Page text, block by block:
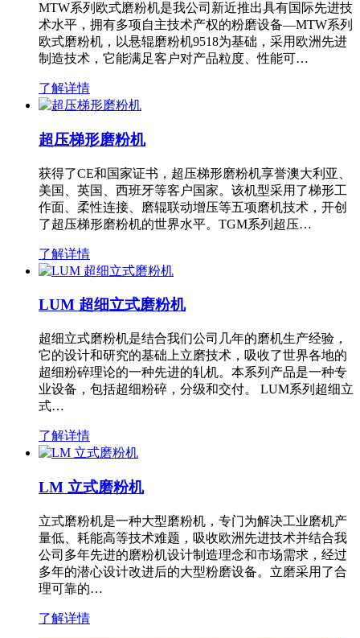
MTW系列欧式磨粉机是我公司新近推出具有国际先进技
术水平，拥有多项自主技术产权的粉磨设备—MTW系列
欧式磨粉机，以悬辊磨粉机9518为基础，采用欧洲先进
制造技术，它能满足客户对产品粒度、性能可…
了解详情
超压梯形磨粉机
获得了CE和国家证书，超压梯形磨粉机享誉澳大利亚、
美国、英国、西班牙等客户国家。该机型采用了梯形工
作面、柔性连接、磨辊联动增压等五项磨机技术，开创
了超压梯形磨粉机的世界水平。TGM系列超压…
了解详情
LUM 超细立式磨粉机
超细立式磨粉机是结合我们公司几年的磨机生产经验，
它的设计和研究的基础上立磨技术，吸收了世界各地的
超细粉碎理论的一种先进的轧机。本系列产品是一种专
业设备，包括超细粉碎，分级和交付。 LUM系列超细立
式…
了解详情
LM 立式磨粉机
立式磨粉机是一种大型磨粉机，专门为解决工业磨机产
量低、耗能高等技术难题，吸收欧洲先进技术并结合我
公司多年先进的磨粉机设计制造理念和市场需求，经过
多年的潜心设计改进后的大型粉磨设备。立磨采用了合
理可靠的…
了解详情